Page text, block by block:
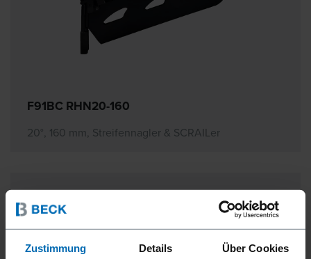
Zustimmung Details Über Cookies
F91BC RHN20-160
20°, 160 mm, Streifennagler & SCRAILer